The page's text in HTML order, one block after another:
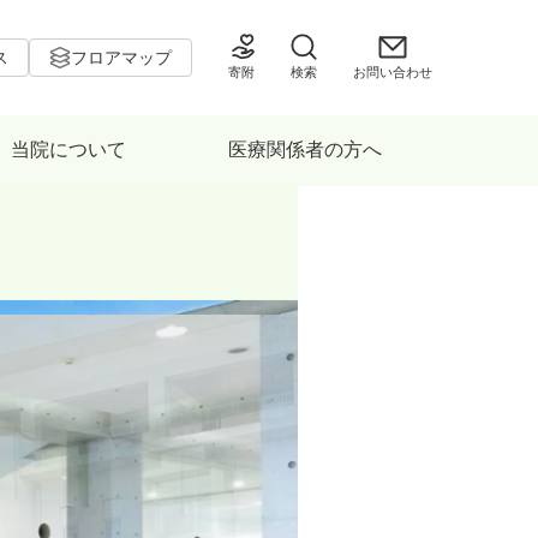
当院について 医療関係者の方へ
寄附 お問い合わせ
フロアマップ
検索